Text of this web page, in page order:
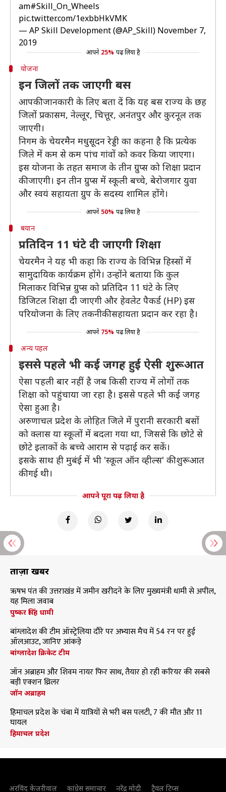
am#Skill_On_Wheels
pic.twitter.com/1exbbHkVMK
— AP Skill Development (@AP_Skill) November 7,
2019
आपने 25% पढ़ लिया है
योजना
इन जिलों तक जाएगी बस
आपकी जानकारी के लिए बता दें कि यह बस राज्य के छह
जिलों प्रकासम, नेल्लूर, चित्तूर, अनंतपुर और कुरनूल तक
जाएगी।
निगम के चेयरमैन मधुसूदन रेड्डी का कहना है कि प्रत्येक
जिले में कम से कम पांच गांवों को कवर किया जाएगा।
इस योजना के तहत समाज के तीन ग्रुप्स को शिक्षा प्रदान
की जाएगी। इन तीन ग्रुप्स में स्कूली बच्चे, बेरोजगार युवा
और स्वयं सहायता ग्रुप के सदस्य शामिल होंगे।
आपने 50% पढ़ लिया है
बयान
प्रतिदिन 11 घंटे दी जाएगी शिक्षा
चेयरमैन ने यह भी कहा कि राज्य के विभिन्न हिस्सों में
सामुदायिक कार्यक्रम होंगे। उन्होंने बताया कि कुल
मिलाकर विभिन्न ग्रुप्स को प्रतिदिन 11 घंटे के लिए
डिजिटल शिक्षा दी जाएगी और हेवलेट पैकर्ड (HP) इस
परियोजना के लिए तकनीकी सहायता प्रदान कर रहा है।
आपने 75% पढ़ लिया है
अन्य पहल
इससे पहले भी कई जगह हुई ऐसी शुरूआत
ऐसा पहली बार नहीं है जब किसी राज्य में लोगों तक
शिक्षा को पहुंचाया जा रहा है। इससे पहले भी कई जगह
ऐसा हुआ है।
अरुणाचल प्रदेश के लोहित जिले में पुरानी सरकारी बसों
को क्लास या स्कूलों में बदला गया था, जिससे कि छोटे से
छोटे इलाकों के बच्चे आराम से पढ़ाई कर सकें।
इसके साथ ही मुबंई में भी 'स्कूल ऑन व्हील्स' की शुरूआत
की गई थी।
आपने पूरा पढ़ लिया है
ताज़ा खबरें
ऋषभ पंत की उत्तराखंड में जमीन खरीदने के लिए मुख्यमंत्री धामी से अपील,
यह मिला जवाब
पुष्कर सिंह धामी
बांग्लादेश की टीम ऑस्ट्रेलिया दौरे पर अभ्यास मैच में 54 रन पर हुई
ऑलआउट, जानिए आंकड़े
बांग्लादेश क्रिकेट टीम
जॉन अब्राहम और शिवम नायर फिर साथ, तैयार हो रही करियर की सबसे
बड़ी एक्शन थ्रिलर
जॉन अब्राहम
हिमाचल प्रदेश के चंबा में यात्रियों से भरी बस पलटी, 7 की मौत और 11
घायल
हिमाचल प्रदेश
अरविंद केजरीवाल कांग्रेस समाचार नरेंद्र मोदी ट्रैवल टिप्स